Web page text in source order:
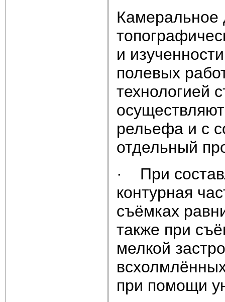
Камеральное
и
полевых
технологией
рельефа и с
отдельный
· При
контурная
съёмках
также при
мелкой
при помощи